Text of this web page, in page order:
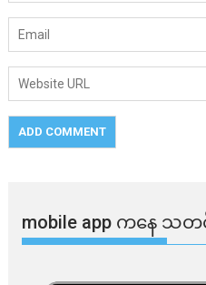
mobile app ​​ကနေ ​​သတ